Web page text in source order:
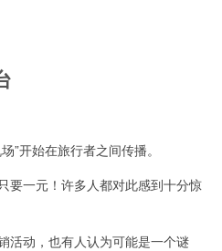
开始在旅行者之间传播。
一元！许多人都对此感到十分惊
动，也有人认为可能是一个谜